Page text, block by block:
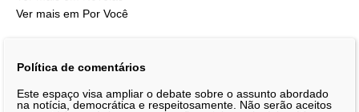
Ver mais em Por Você
Política de comentários
Este espaço visa ampliar o debate sobre o assunto abordado
na notícia, democrática e respeitosamente. Não serão aceitos